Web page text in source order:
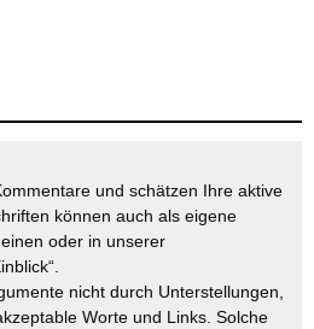
und schätzen Ihre aktive
können auch als eigene
oder in unserer
nicht durch Unterstellungen,
Worte und Links. Solche